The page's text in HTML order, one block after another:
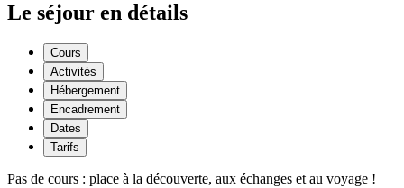
Le séjour en détails
Cours
Activités
Hébergement
Encadrement
Dates
Tarifs
Pas de cours : place à la découverte, aux échanges et au voyage !